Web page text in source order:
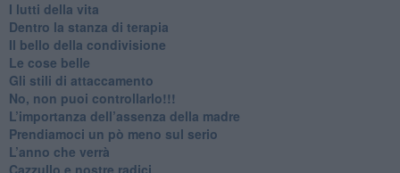
I lutti della vita
​Dentro la stanza di terapia
​Il bello della condivisione
Le cose belle
​Gli stili di attaccamento
No, non puoi controllarlo!!!
​L’importanza dell’assenza della madre
​Prendiamoci un pò meno sul serio
​L’anno che verrà
​Cazzullo e nostre radici